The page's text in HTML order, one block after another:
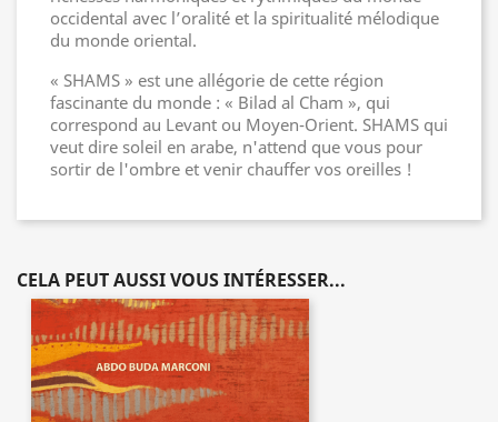
occidental avec l’oralité et la spiritualité mélodique
du monde oriental.
« SHAMS » est une allégorie de cette région
fascinante du monde : « Bilad al Cham », qui
correspond au Levant ou Moyen-Orient. SHAMS qui
veut dire soleil en arabe, n'attend que vous pour
sortir de l'ombre et venir chauffer vos oreilles !
CELA PEUT AUSSI VOUS INTÉRESSER...